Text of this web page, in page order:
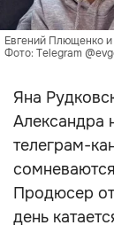
Евгений Плющенко
Фото: Telegram
Яна
Александра
телеграм-
Продюсер
день